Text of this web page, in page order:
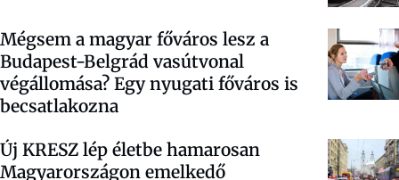
Mégsem a magyar főváros lesz a
Budapest-Belgrád vasútvonal
végállomása? Egy nyugati főváros is
becsatlakozna
Új KRESZ lép életbe hamarosan
Magyarországon emelkedő